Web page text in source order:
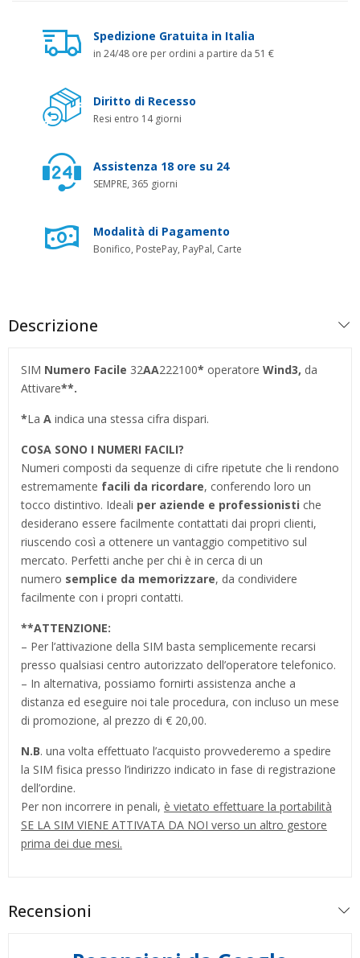
Spedizione Gratuita in Italia
in 24/48 ore per ordini a partire da 51 €
Diritto di Recesso
Resi entro 14 giorni
Assistenza 18 ore su 24
SEMPRE, 365 giorni
Modalità di Pagamento
Bonifico, PostePay, PayPal, Carte
Descrizione
SIM Numero Facile 32AA222100* operatore Wind3, da
Attivare**.
*La A indica una stessa cifra dispari.
COSA SONO I NUMERI FACILI?
Numeri composti da sequenze di cifre ripetute che li rendono
estremamente facili da ricordare, conferendo loro un
tocco distintivo. Ideali per aziende e professionisti che
desiderano essere facilmente contattati dai propri clienti,
riuscendo così a ottenere un vantaggio competitivo sul
mercato. Perfetti anche per chi è in cerca di un
numero semplice da memorizzare, da condividere
facilmente con i propri contatti.
**ATTENZIONE:
– Per l’attivazione della SIM basta semplicemente recarsi
presso qualsiasi centro autorizzato dell’operatore telefonico.
– In alternativa, possiamo fornirti assistenza anche a
distanza ed eseguire noi tale procedura, con incluso un mese
di promozione, al prezzo di € 20,00.
N.B. una volta effettuato l’acquisto provvederemo a spedire
la SIM fisica presso l’indirizzo indicato in fase di registrazione
dell’ordine.
Per non incorrere in penali, è vietato effettuare la portabilità
SE LA SIM VIENE ATTIVATA DA NOI verso un altro gestore
prima dei due mesi.
Recensioni